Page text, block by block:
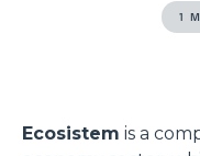
1
Ecosistem is a